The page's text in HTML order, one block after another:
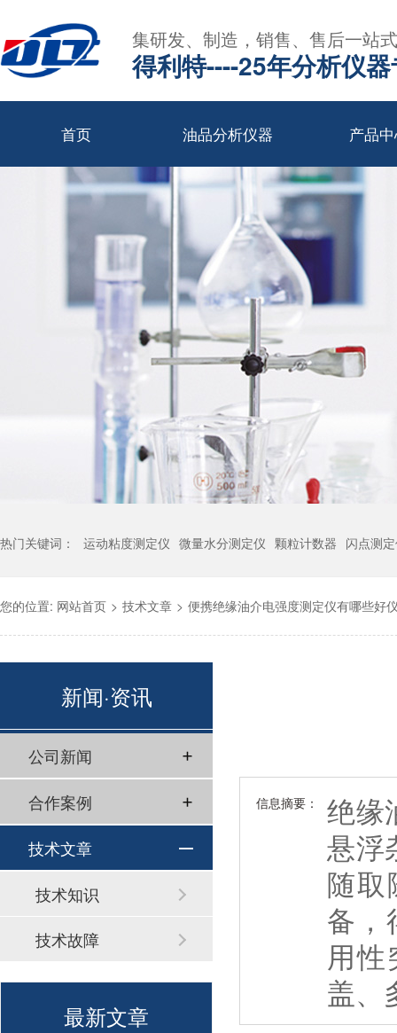
集研发、制造，销售、售后一站
得利特----25年分析仪
首页 油品分析仪器 产品
热门关键词： 运动粘度测定仪 微量水分测定仪 颗粒计数器 闪点测
您的位置: 网站首页 > 技术文章 > 便携绝缘油介电强度测定仪有哪些好
信息摘要：
绝缘
悬浮
随取
备，
用
盖、
新闻·资讯
公司新闻
合作案例
技术文章
技术知识
技术故障
最新文章